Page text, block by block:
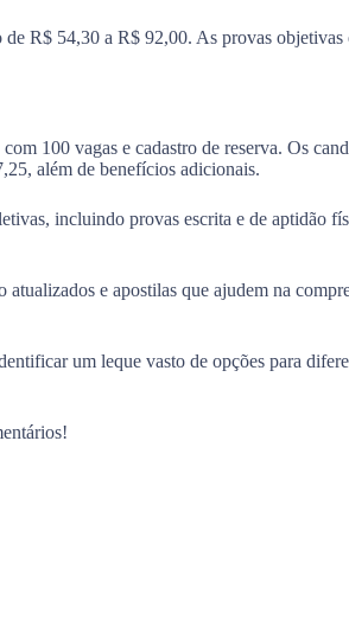
R$ 54,30 a R$ 92,00. As provas
100 vagas e cadastro de reserva. Os
além de benefícios adicionais.
incluindo provas escrita e de aptidão
atualizados e apostilas que ajudem na
um leque vasto de opções para